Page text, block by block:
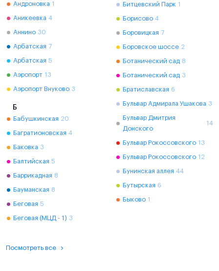
Андроновка 1
Аникеевка 4
Аннино 30
Арбатская 7
Арбатская 5
Аэропорт 13
Аэропорт Внуково 3
Б
Бабушкинская 20
Багратионовская 4
Баковка 3
Балтийская 5
Баррикадная 8
Бауманская 8
Беговая 5
Беговая (МЦД - 1) 3
Битцевский Парк 1
Борисово 4
Боровицкая 7
Боровское шоссе 2
Ботанический сад 8
Ботанический сад 3
Братиславская 6
Бульвар Адмирала Ушакова 3
Бульвар Дмитрия
Донского
14
Бульвар Рокоссовского 13
Бульвар Рокоссовского 12
Бунинская аллея 44
Бутырская 6
Быково 1
Посмотреть все